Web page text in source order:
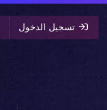
تسجيل الدخول